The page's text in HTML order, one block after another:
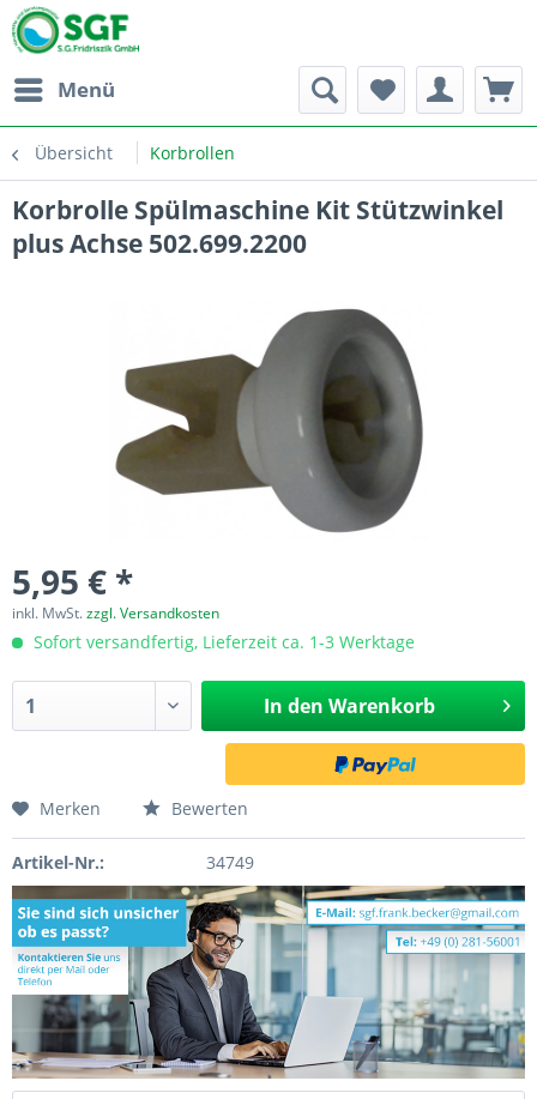
Menü
Übersicht Korbrollen
Korbrolle Spülmaschine Kit Stützwinkel
plus Achse 502.699.2200
5,95 € *
inkl. MwSt.zzgl. Versandkosten
Sofort versandfertig, Lieferzeit ca. 1-3 Werktage
In den Warenkorb
Merken Bewerten
Artikel-Nr.: 34749